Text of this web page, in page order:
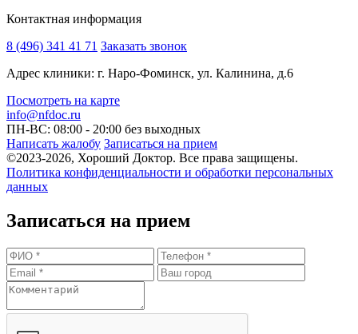
Контактная информация
8 (496) 341 41 71 Заказать звонок
Адрес клиники: г. Наро-Фоминск, ул. Калинина, д.6
Посмотреть на карте
info@nfdoc.ru
ПН-ВС: 08:00 - 20:00 без выходных
Написать жалобу Записаться на прием
©2023-2026, Хороший Доктор. Все права защищены.
Политика конфиденциальности и обработки персональных
данных
Записаться на прием